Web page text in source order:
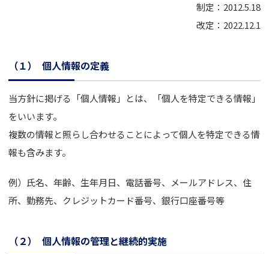
制定：2012.5.18
改定：2022.12.1
（１） 個人情報の定義
当方針に掲げる「個人情報」とは、「個人を特定できる情報」
をいいます。
複数の情報と照らし合わせることによって個人を特定できる情
報も含みます。
例）氏名、年齢、生年月日、電話番号、メールアドレス、住
所、勤務先、クレジットカード番号、銀行口座番号等
（２） 個人情報の管理と継続的実施